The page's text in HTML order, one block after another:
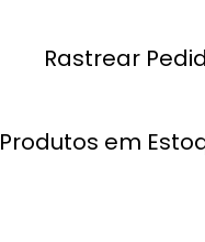
Rastrear
Produtos em